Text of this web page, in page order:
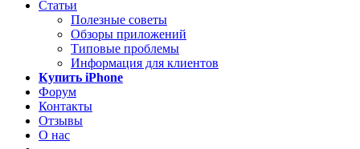
Статьи
Полезные советы
Обзоры приложений
Типовые проблемы
Информация для клиентов
Купить iPhone
Форум
Контакты
Отзывы
О нас